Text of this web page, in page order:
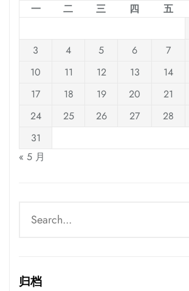
一
二 三 四 五
3
4 5 6 7
10
11 12 13 14
17
18 19 20 21
24
25 26 27 28
31
« 5 月
归档